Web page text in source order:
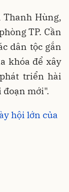
Hùng,
TP. Cần
dân tộc gắn
khóa để xây
triển hài
mới".
hội lớn của